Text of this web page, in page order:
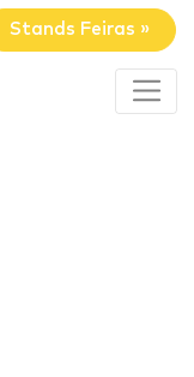
Stands Feiras »